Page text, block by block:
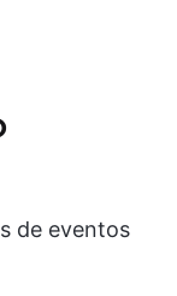
de eventos